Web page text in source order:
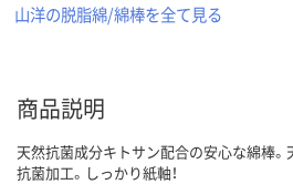
山洋の脱脂綿/綿棒を全て見る
商品説明
天然抗菌成分キトサン配合の安心な綿棒
抗菌加工。しっかり紙軸！